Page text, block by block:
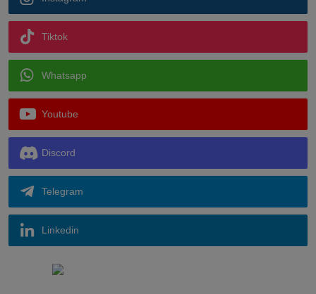
Tiktok
Whatsapp
Youtube
Discord
Telegram
Linkedin